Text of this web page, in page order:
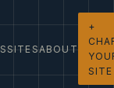
SITESABOUT
+
SITE